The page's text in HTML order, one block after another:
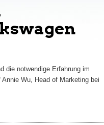
die notwendige Erfahrung im
Wu, Head of Marketing bei